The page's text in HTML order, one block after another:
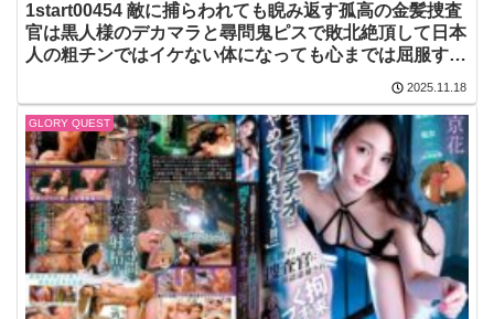
1start00454 敵に捕らわれても睨み返す孤高の金髪捜査
官は黒人様のデカマラと尋問鬼ピスで敗北絶頂して日本
人の粗チンではイケない体になっても心までは屈服する
2025.11.18
GLORY QUEST